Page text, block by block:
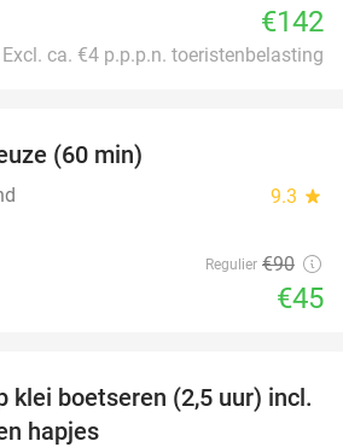
€142
Excl. ca. €4 p.p.p.n. toeristenbelasting
(60 min)
9.3 star
Regulier €90
€45
50%
klei boetseren (2,5 uur) incl.
hapjes